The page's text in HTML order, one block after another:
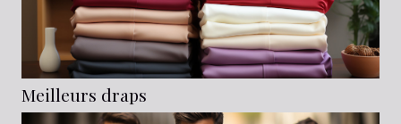
Meilleurs draps